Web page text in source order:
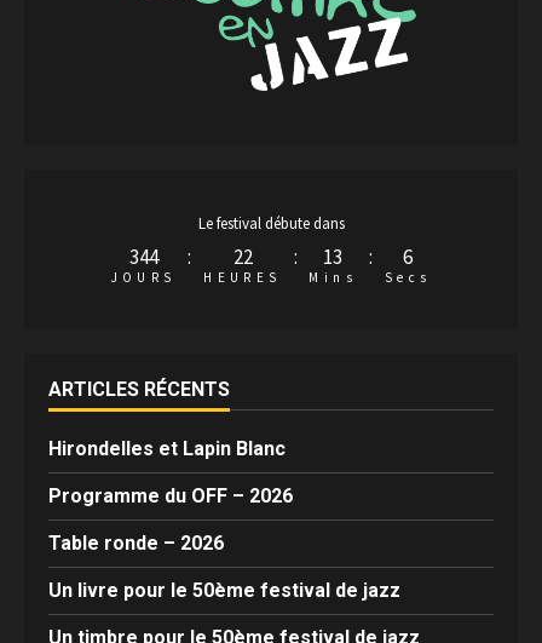
Le festival débute dans
344
JOURS
: 22
HEURES
: 13
Mins
: 6
Secs
ARTICLES RÉCENTS
Hirondelles et Lapin Blanc
Programme du OFF – 2026
Table ronde – 2026
Un livre pour le 50ème festival de jazz
Un timbre pour le 50ème festival de jazz